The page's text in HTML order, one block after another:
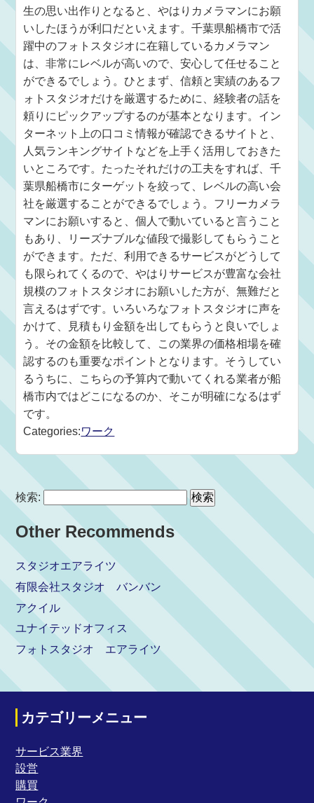
生の思い出作りとなると、やはりカメラマンにお願
いしたほうが利口だといえます。千葉県船橋市で活
躍中のフォトスタジオに在籍しているカメラマン
は、非常にレベルが高いので、安心して任せること
ができるでしょう。ひとまず、信頼と実績のあるフ
ォトスタジオだけを厳選するために、経験者の話を
頼りにピックアップするのが基本となります。イン
ターネット上の口コミ情報が確認できるサイトと、
人気ランキングサイトなどを上手く活用しておきた
いところです。たったそれだけの工夫をすれば、千
葉県船橋市にターゲットを絞って、レベルの高い会
社を厳選することができるでしょう。フリーカメラ
マンにお願いすると、個人で動いていると言うこと
もあり、リーズナブルな値段で撮影してもらうこと
ができます。ただ、利用できるサービスがどうして
も限られてくるので、やはりサービスが豊富な会社
規模のフォトスタジオにお願いした方が、無難だと
言えるはずです。いろいろなフォトスタジオに声を
かけて、見積もり金額を出してもらうと良いでしょ
う。その金額を比較して、この業界の価格相場を確
認するのも重要なポイントとなります。そうしてい
るうちに、こちらの予算内で動いてくれる業者が船
橋市内ではどこになるのか、そこが明確になるはず
です。
Categories:ワーク
検索:
Other Recommends
スタジオエアライツ
有限会社スタジオ バンバン
アクイル
ユナイテッドオフィス
フォトスタジオ エアライツ
カテゴリーメニュー
サービス業界
設営
購買